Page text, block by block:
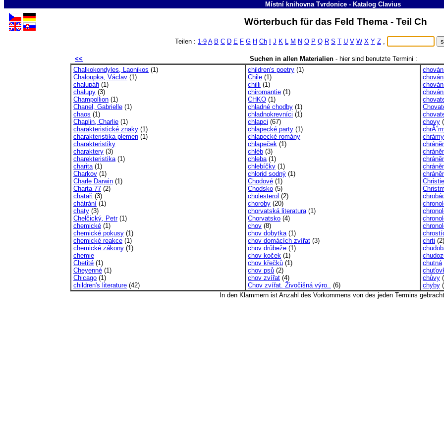
Místní knihovna Tvrdonice - Katalog Clavius
Wörterbuch für das Feld Thema - Teil Ch
Teilen : 1-9 A B C D E F G H Ch J K L M N O P Q R S T U V W X Y Z ,
<< Suchen in allen Materialien- hier sind benutzte Termini :
Chalkokondyles, Laonikos (1)
Chaloupka, Václav (1)
chalupáři (1)
chalupy (3)
Champollion (1)
Chanel, Gabrielle (1)
chaos (1)
Chaplin, Charlie (1)
charakteristické znaky (1)
charakteristika plemen (1)
charakteristiky
charaktery (3)
charekteristika(1)
charita(1)
Charkov (1)
Charle Darwin (1)
Charta 77 (2)
chataři (3)
chátrání (1)
chaty (3)
Chelčický, Petr(1)
chemické (1)
chemické pokusy (1)
chemické reakce (1)
chemické zákony (1)
chemie
Chetité (1)
Cheyenné (1)
Chicago (1)
children's literature (42)
children's poetry (1)
Chile (1)
chilli (1)
chiromantie (1)
CHKO (1)
chladné chodby (1)
chladnokrevníci (1)
chlapci (67)
chlapecké party (1)
chlapecké romány
chlapeček (1)
chléb (3)
chleba(1)
chlebíčky (1)
chlorid sodný (1)
Chodové (1)
Chodsko (5)
cholesterol (2)
choroby (20)
chorvatská literatura(1)
Chorvatsko (4)
chov (8)
chov dobytka(1)
chov domácích zvířat (3)
chov drůbeže (1)
chov koček (1)
chov křečků (1)
chov psů (2)
chov zvířat (4)
Chov zvířat. Živočišná výro.. (6)
chovy
chrámy
chrti (2)
chutná
chůvy
chyby
In den Klammern ist Anzahl des Vorkommens von des jeden Termins